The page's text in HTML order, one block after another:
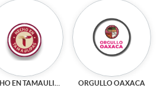
HECHO EN TAMAULIPAS ORGULLO OAXACA